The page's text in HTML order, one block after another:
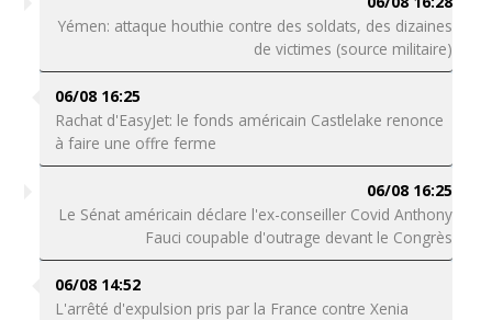
Yémen: attaque houthie contre des soldats, des dizaines
de victimes (source militaire)
06/08 16:25
Rachat d'EasyJet: le fonds américain Castlelake renonce
à faire une offre ferme
06/08 16:25
Le Sénat américain déclare l'ex-conseiller Covid Anthony
Fauci coupable d'outrage devant le Congrès
06/08 14:52
L'arrêté d'expulsion pris par la France contre Xenia